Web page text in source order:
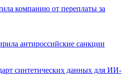
компанию от переплаты за
антироссийские санкции
синтетических данных для ИИ-